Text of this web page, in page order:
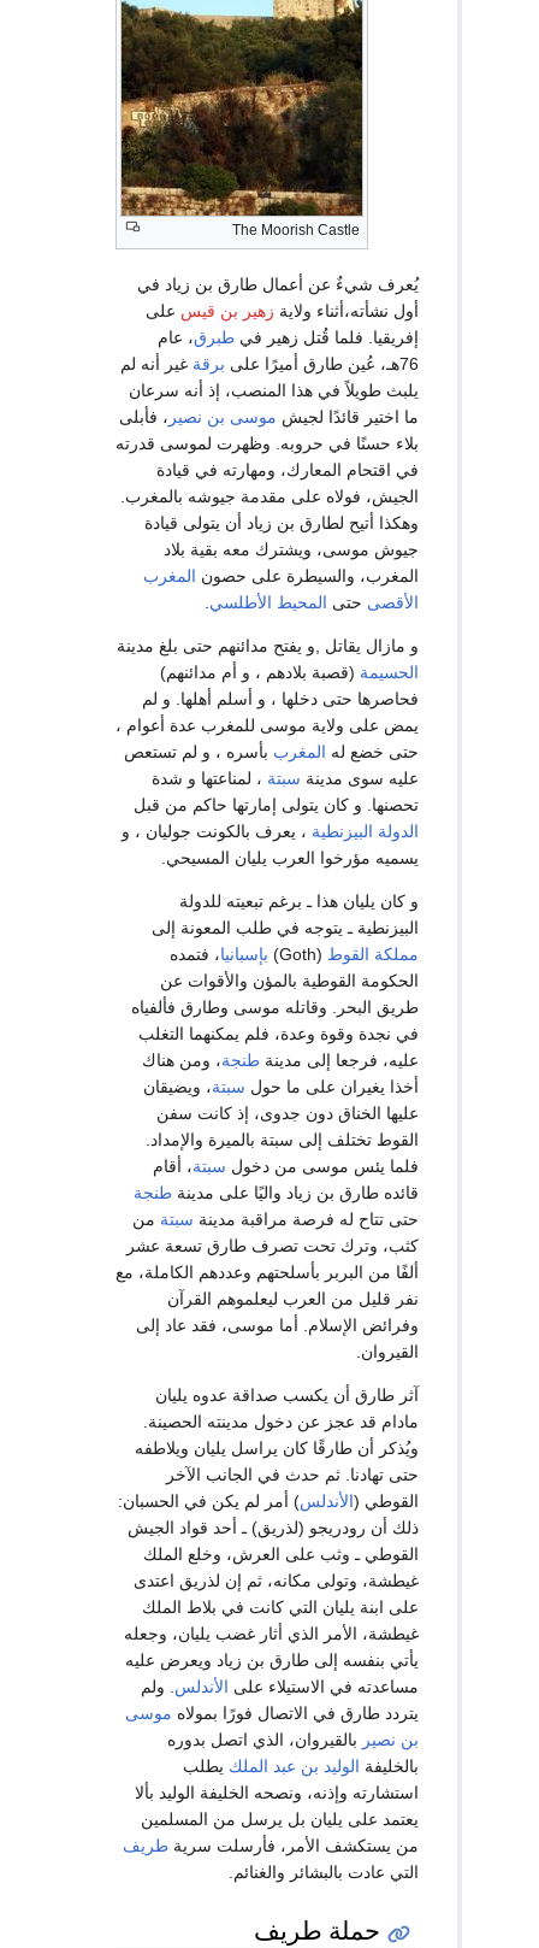
The Moorish Castle
يُعرف شيءٌ عن أعمال طارق بن زياد في
أول نشأته،أثناء ولايةزهير بن قيسعلى
إفريقيا. فلما قُتل زهير فيطبرق، عام
برقةغير أنه لم
يلبث طويلاً في هذا المنصب، إذ أنه سرعان
ما اختير قائدًا لجيش موسى بن نصير، فأبلى
بلاء حسنًا في حروبه. وظهرت لموسى قدرته
في اقتحام المعارك، ومهارته في قيادة
الجيش، فولاه على مقدمة جيوشه بالمغرب.
وهكذا أتيح لطارق بن زياد أن يتولى قيادة
جيوش موسى، ويشترك معه بقية بلاد
المغرب، والسيطرة على حصونالمغرب
حتىالمحيط الأطلسي.
و مازال يقاتل ,و يفتح مدائنهم حتى بلغ مدينة
(قصبة بلادهم ، و أم مدائنهم)
فحاصرها حتى دخلها ، و أسلم أهلها. و لم
يمض على ولاية موسى للمغرب عدة أعوام ،
حتى خضع لهالمغرببأسره ، و لم تستعص
عليه سوى مدينة سبتة، لمناعتها و شدة
تحصنها. و كان يتولى إمارتها حاكم من قبل
الدولة البيزنطية، يعرف بالكونت جوليان ، و
يسميه مؤرخوا العرب يليان المسيحي.
و كان يليان هذا ـ برغم تبعيته للدولة
البيزنطية ـ يتوجه في طلب المعونة إلى
مملكة القوط(Goth) بإسبانيا، فتمده
الحكومة القوطية بالمؤن والأقوات عن
طريق البحر. وقاتله موسى وطارق فألفياه
في نجدة وقوة وعدة، فلم يمكنهما التغلب
عليه، فرجعا إلى مدينةطنجة ، ومن هناك
أخذا يغيران على ما حولسبتة، ويضيقان
عليها الخناق دون جدوى، إذ كانت سفن
القوط تختلف إلى سبتة بالميرة والإمداد.
فلما يئس موسى من دخول سبتة ، أقام
قائده طارق بن زياد واليًا على مدينة طنجة
حتى تتاح له فرصة مراقبة مدينةسبتةمن
كثب، وترك تحت تصرف طارق تسعة عشر
ألفًا من البربر بأسلحتهم وعددهم الكاملة، مع
نفر قليل من العرب ليعلموهم القرآن
وفرائض الإسلام. أما موسى، فقد عاد إلى
آثر طارق أن يكسب صداقة عدوه يليان
مادام قد عجز عن دخول مدينته الحصينة.
ويُذكر أن طارقًا كان يراسل يليان ويلاطفه
حتى تهادنا. ثم حدث في الجانب الآخر
الأندلس) أمر لم يكن في الحسبان:
ذلك أن رودريجو (لذريق) ـ أحد قواد الجيش
القوطي ـ وثب على العرش، وخلع الملك
غيطشة، وتولى مكانه، ثم إن لذريق اعتدى
على ابنة يليان التي كانت في بلاط الملك
غيطشة، الأمر الذي أثار غضب يليان، وجعله
يأتي بنفسه إلى طارق بن زياد ويعرض عليه
مساعدته في الاستيلاء علىالأندلس. ولم
يتردد طارق في الاتصال فورًا بمولاه موسى
بالقيروان، الذي اتصل بدوره
الوليد بن عبد الملكيطلب
استشارته وإذنه، ونصحه الخليفة الوليد بألا
يعتمد على يليان بل يرسل من المسلمين
من يستكشف الأمر، فأرسلت سريةطريف
التي عادت بالبشائر والغنائم.
حملة طريف